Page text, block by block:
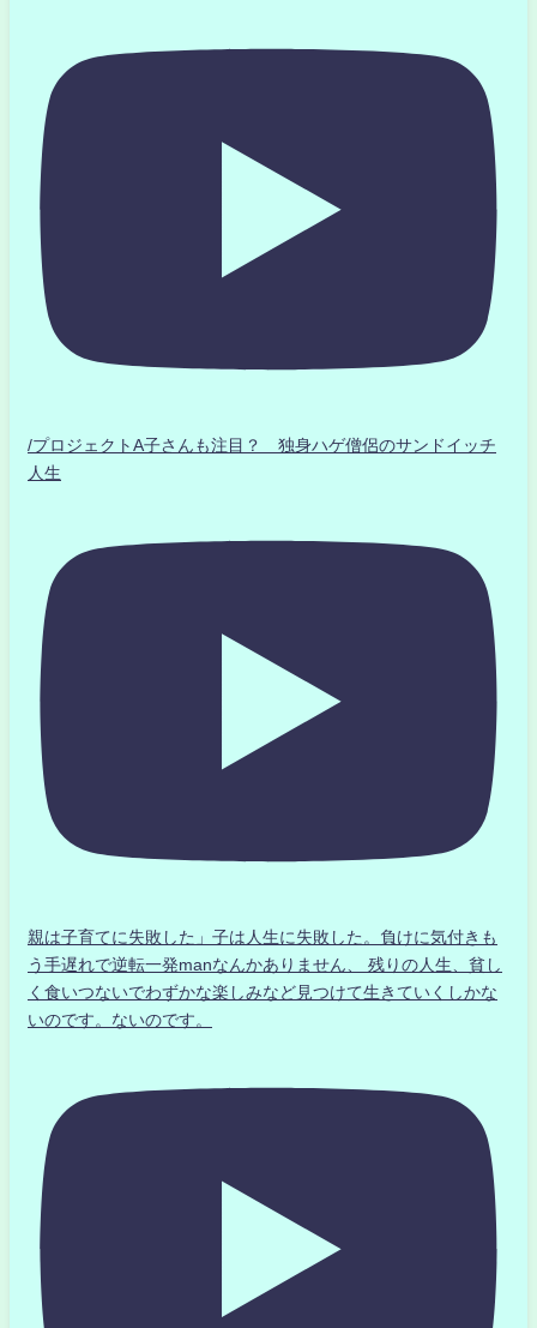
/プロジェクトA子さんも注目？ 独身ハゲ僧侶のサンドイッチ
人生
親は子育てに失敗した」子は人生に失敗した。負けに気付きも
う手遅れで逆転一発manなんかありません、 残りの人生、貧し
く食いつないでわずかな楽しみなど見つけて生きていくしかな
いのです。ないのです。